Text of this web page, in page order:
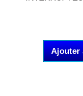
Ajouter